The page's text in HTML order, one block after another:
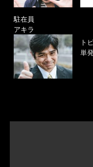
駐在員
アキラ
ト
単